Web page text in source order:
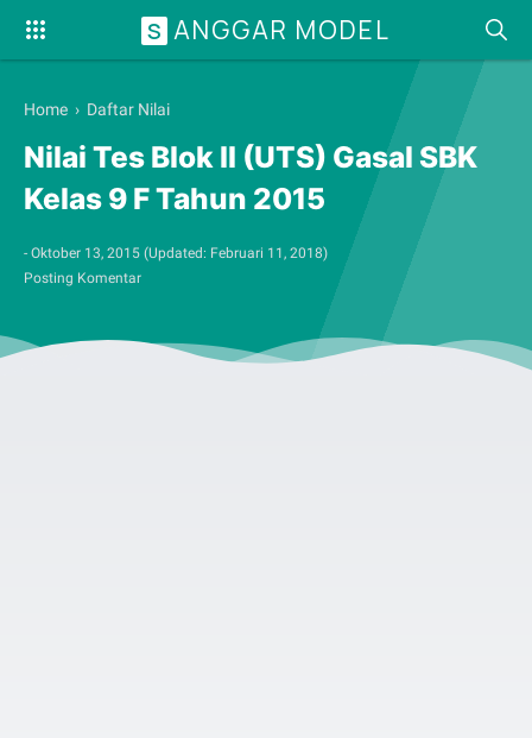
S ANGGAR MODEL
Home › Daftar Nilai
Nilai Tes Blok II (UTS) Gasal SBK
Kelas 9 F Tahun 2015
- Oktober 13, 2015 (Updated: Februari 11, 2018)
Posting Komentar